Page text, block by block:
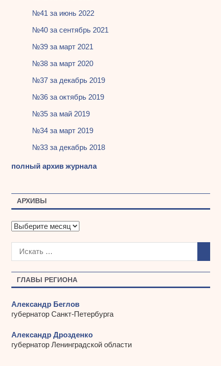
ГЛАВЫ РЕГИОНА
Александр Беглов
губернатор Санкт-Петербурга
Александр Дрозденко
губернатор Ленинградской области
№41 за июнь 2022
№40 за сентябрь 2021
№39 за март 2021
№38 за март 2020
№37 за декабрь 2019
№36 за октябрь 2019
№35 за май 2019
№34 за март 2019
№33 за декабрь 2018
полный архив журнала
АРХИВЫ
А
х
ы